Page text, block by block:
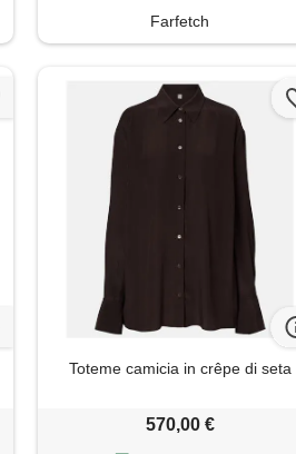
Farfetch
Toteme camicia in crêpe di seta
570,00 €